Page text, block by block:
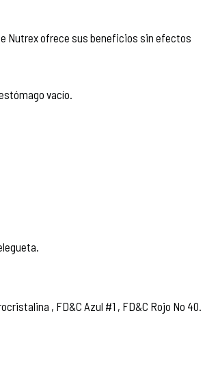
Nutrex ofrece sus beneficios sin efectos
vacío.
, FD&C Azul #1 , FD&C Rojo No 40.